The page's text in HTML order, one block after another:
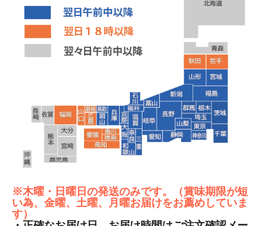
※木曜・日曜日の発送のみです。（賞味期限が短
い為、金曜、土曜、月曜お届けをお薦めしていま
す）